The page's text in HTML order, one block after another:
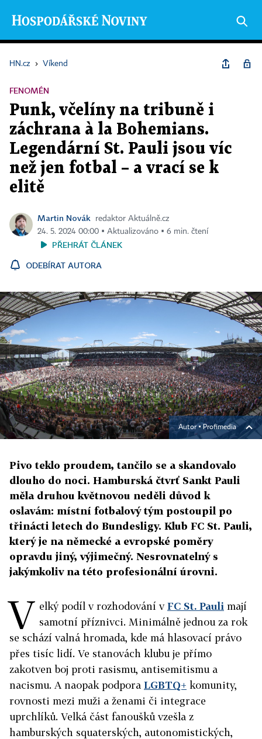
HN.cz › Víkend
FENOMÉN
Punk, včelíny na tribuně i
záchrana à la Bohemians.
Legendární St. Pauli jsou víc
než jen fotbal – a vrací se k
elitě
Martin Novák
redaktor Aktuálně.cz
24. 5. 2024 00:00 ▪ Aktualizováno ▪ 6 min. čtení
PŘEHRÁT ČLÁNEK
ODEBÍRAT AUTORA
Autor ▪ Profimedia
Pivo teklo proudem, tančilo se a skandovalo
dlouho do noci. Hamburská čtvrť Sankt Pauli
měla druhou květnovou neděli důvod k
oslavám: místní fotbalový tým postoupil po
třinácti letech do Bundesligy. Klub FC St. Pauli,
který je na německé a evropské poměry
opravdu jiný, výjimečný. Nesrovnatelný s
jakýmkoliv na této profesionální úrovni.
V elký podíl v rozhodování vFC St. Pauli mají
samotní příznivci. Minimálně jednou za rok
se schází valná hromada, kde má hlasovací právo
přes tisíc lidí. Ve stanovách klubu je přímo
zakotven boj proti rasismu, antisemitismu a
nacismu. A naopak podpora LGBTQ+ komunity,
rovnosti mezi muži a ženami či integrace
uprchlíků. Velká část fanoušků vzešla z
hamburských squaterských, autonomistických,